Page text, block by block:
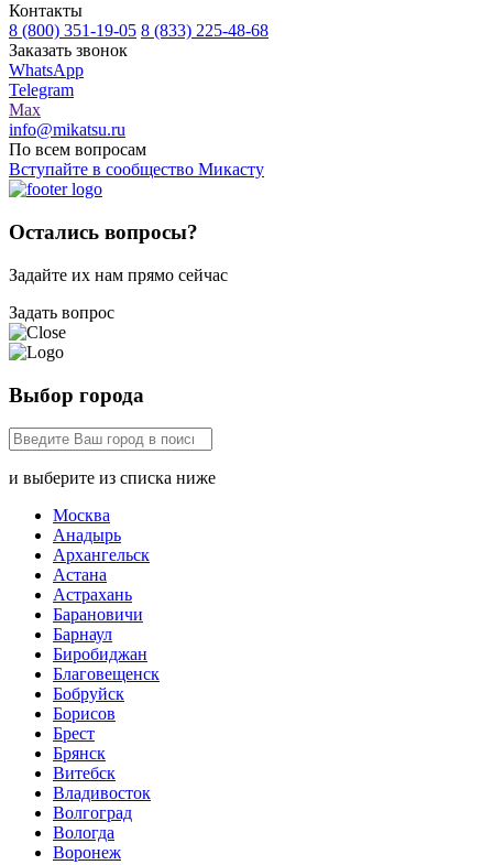
Контакты
8 (800) 351-19-05 8 (833) 225-48-68
Заказать звонок
WhatsApp
Telegram
Max
info@mikatsu.ru
По всем вопросам
Вступайте в сообщество Микасту
Остались вопросы?
Задайте их нам прямо сейчас
Задать вопрос
Выбор города
и выберите из списка ниже
Москва
Анадырь
Архангельск
Астана
Астрахань
Барановичи
Барнаул
Биробиджан
Благовещенск
Бобруйск
Борисов
Брест
Брянск
Витебск
Владивосток
Волгоград
Вологда
Воронеж